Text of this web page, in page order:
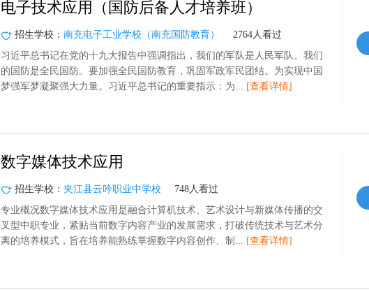
电子技术应用（国防后备人才培养班）
招生学校： 南充电子工业学校（南充国防教育）
2764人看过
习近平总书记在党的十九大报告中强调指出，我们的军队是人民军队。我们
的国防是全民国防。要加强全民国防教育，巩固军政军民团结。为实现中国
梦强军梦凝聚强大力量。习近平总书记的重要指示：为... [查看详情]
数字媒体技术应用
招生学校： 夹江县云吟职业中学校
748人看过
专业概况数字媒体技术应用是融合计算机技术、艺术设计与新媒体传播的交
叉型中职专业，紧贴当前数字内容产业的发展需求，打破传统技术与艺术分
离的培养模式，旨在培养能熟练掌握数字内容创作、制... [查看详情]